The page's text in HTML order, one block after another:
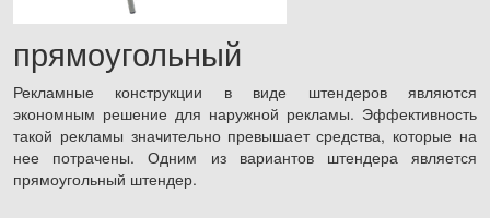
прямоугольный
Рекламные конструкции в виде штендеров являются
экономным решение для наружной рекламы. Эффективность
такой рекламы значительно превышает средства, которые на
нее потрачены. Одним из вариантов штендера является
прямоугольный штендер.